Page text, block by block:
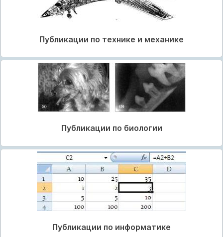
Публикации по технике и механике
Публикации по биологии
Публикации по информатике